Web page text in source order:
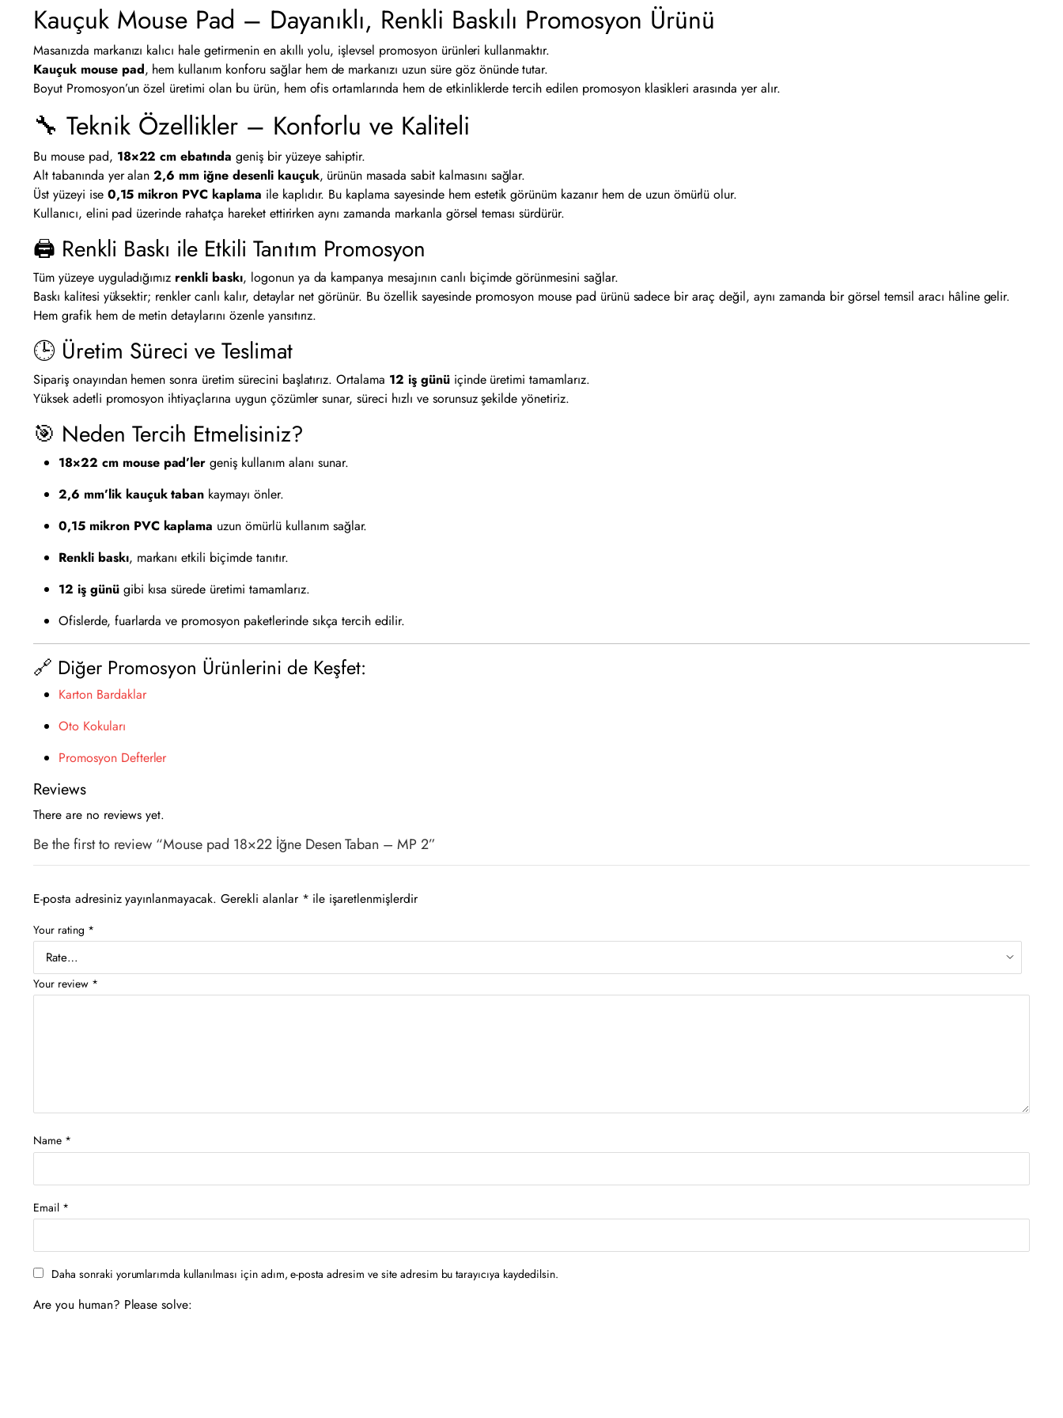
Kauçuk Mouse Pad – Dayanıklı, Renkli Baskılı Promosyon Ürünü
Masanızda markanızı kalıcı hale getirmenin en akıllı yolu, işlevsel promosyon ürünleri kullanmaktır.
Kauçuk mouse pad, hem kullanım konforu sağlar hem de markanızı uzun süre göz önünde tutar.
Boyut Promosyon’un özel üretimi olan bu ürün, hem ofis ortamlarında hem de etkinliklerde tercih edilen promosyon klasikleri arasında yer alır.
🔧 Teknik Özellikler – Konforlu ve Kaliteli
Bu mouse pad, 18×22 cm ebatında geniş bir yüzeye sahiptir.
Alt tabanında yer alan2,6 mm iğne desenli kauçuk, ürünün masada sabit kalmasını sağlar.
Üst yüzeyi ise 0,15 mikron PVC kaplama ile kaplıdır. Bu kaplama sayesinde hem estetik görünüm kazanır hem de uzun ömürlü olur.
Kullanıcı, elini pad üzerinde rahatça hareket ettirirken aynı zamanda markanla görsel teması sürdürür.
🖨 Renkli Baskı ile Etkili Tanıtım Promosyon
Tüm yüzeye uyguladığımız renkli baskı, logonun ya da kampanya mesajının canlı biçimde görünmesini sağlar.
Baskı kalitesi yüksektir; renkler canlı kalır, detaylar net görünür. Bu özellik sayesinde promosyon mouse pad ürünü sadece bir araç değil, aynı zamanda bir görsel temsil aracı hâline gelir.
Hem grafik hem de metin detaylarını özenle yansıtırız.
🕒 Üretim Süreci ve Teslimat
Sipariş onayından hemen sonra üretim sürecini başlatırız. Ortalama 12 iş günüiçinde üretimi tamamlarız.
Yüksek adetli promosyon ihtiyaçlarına uygun çözümler sunar, süreci hızlı ve sorunsuz şekilde yönetiriz.
🎯 Neden Tercih Etmelisiniz?
18×22 cm mouse pad’ler geniş kullanım alanı sunar.
2,6 mm’lik kauçuk taban kaymayı önler.
0,15 mikron PVC kaplama uzun ömürlü kullanım sağlar.
Renkli baskı, markanı etkili biçimde tanıtır.
12 iş günügibi kısa sürede üretimi tamamlarız.
Ofislerde, fuarlarda ve promosyon paketlerinde sıkça tercih edilir.
🔗 Diğer Promosyon Ürünlerini de Keşfet:
Karton Bardaklar
Oto Kokuları
Promosyon Defterler
Reviews
There are no reviews yet.
Be the first to review “Mouse pad 18×22 İğne Desen Taban – MP 2”
E-posta adresiniz yayınlanmayacak. Gerekli alanlar * ile işaretlenmişlerdir
Your rating *
Your review *
Name *
Email *
Daha sonraki yorumlarımda kullanılması için adım, e-posta adresim ve site adresim bu tarayıcıya kaydedilsin.
Are you human? Please solve: